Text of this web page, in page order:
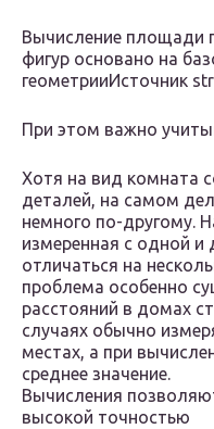
Вычисление площади
фигур основано на
геометрииИсточник
При этом важно
Хотя на вид комната
деталей, на самом
немного по-другому.
измеренная с одной
отличаться на
проблема особенно
расстояний в домах
случаях обычно
местах, а при
среднее значение.
Вычисления
высокой точностью